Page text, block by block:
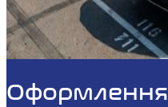
Оформлення